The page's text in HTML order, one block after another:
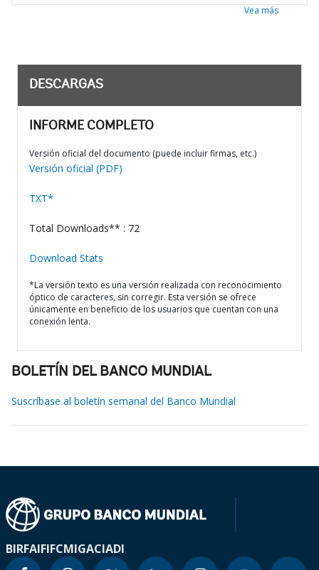
Vea más
DESCARGAS
INFORME COMPLETO
Versión oficial del documento (puede incluir firmas, etc.)
Versión oficial (PDF)
TXT*
Total Downloads** : 72
Download Stats
*La versión texto es una versión realizada con reconocimiento
óptico de caracteres, sin corregir. Esta versión se ofrece
únicamente en beneficio de los usuarios que cuentan con una
conexión lenta.
BOLETÍN DEL BANCO MUNDIAL
Suscríbase al boletín semanal del Banco Mundial
BIRFAIFIFCMIGACIADI